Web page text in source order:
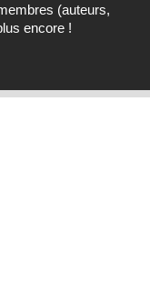
(auteurs,
encore !